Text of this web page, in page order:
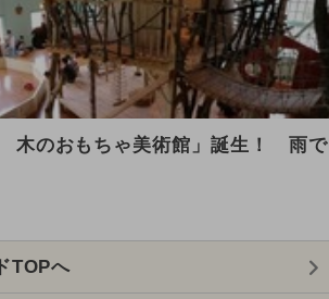
ベント
イベント
イベント
ベント
イベント
ンウィーク)
木のおもちゃ美術館」誕生！ 雨で
TOPへ